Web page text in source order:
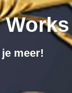
meer!